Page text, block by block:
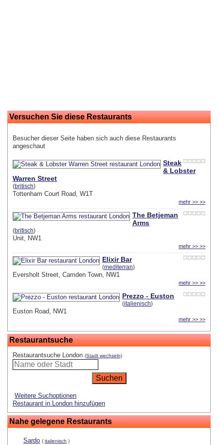
Versuchen Sie diese Restaurants
Besucher dieser Seite haben sich auch diese Restaurants
angeschaut
Steak
& Lobster
Warren Street
(britisch)
Tottenham Court Road, W1T
mehr >> >>
The Betjeman
Arms
(britisch)
Unit, NW1
mehr >> >>
Elixir Bar
(mediterran)
Eversholt Street, Camden Town, NW1
mehr >> >>
Prezzo - Euston
(italienisch)
Euston Road, NW1
mehr >> >>
Restaurantsuche
Restaurantsuche London (Stadt wechseln)
Weitere Suchoptionen
Restaurant in London hinzufügen
Nahe gelegene Restaurants
Sardo ( italienisch )